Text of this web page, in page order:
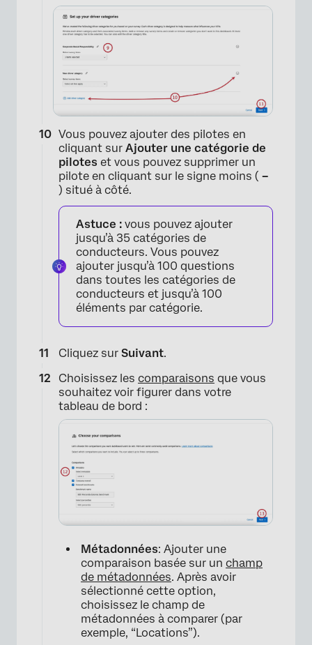
×
Vous pouvez ajouter des pilotes en
cliquant sur Ajouter une catégorie de
pilotes et vous pouvez supprimer un
pilote en cliquant sur le signe moins ( –
) situé à côté.
Astuce : vous pouvez ajouter
jusqu’à 35 catégories de
conducteurs. Vous pouvez
ajouter jusqu’à 100 questions
dans toutes les catégories de
conducteurs et jusqu’à 100
éléments par catégorie.
Cliquez sur Suivant.
Choisissez les comparaisons que vous
souhaitez voir figurer dans votre
tableau de bord :
Métadonnées: Ajouter une
comparaison basée sur un champ
de métadonnées. Après avoir
sélectionné cette option,
choisissez le champ de
métadonnées à comparer (par
exemple, “Locations”).